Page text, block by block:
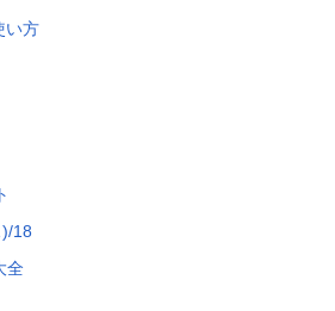
い方
18
全